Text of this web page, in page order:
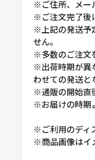
※ご住所、メー
※ご注文完了後
※上記の発送予
せん。
※多数のご注文
※出荷時期が異
わせての発送と
※通販の開始直
※お届けの時期
※ご利用のディ
※商品画像はイ